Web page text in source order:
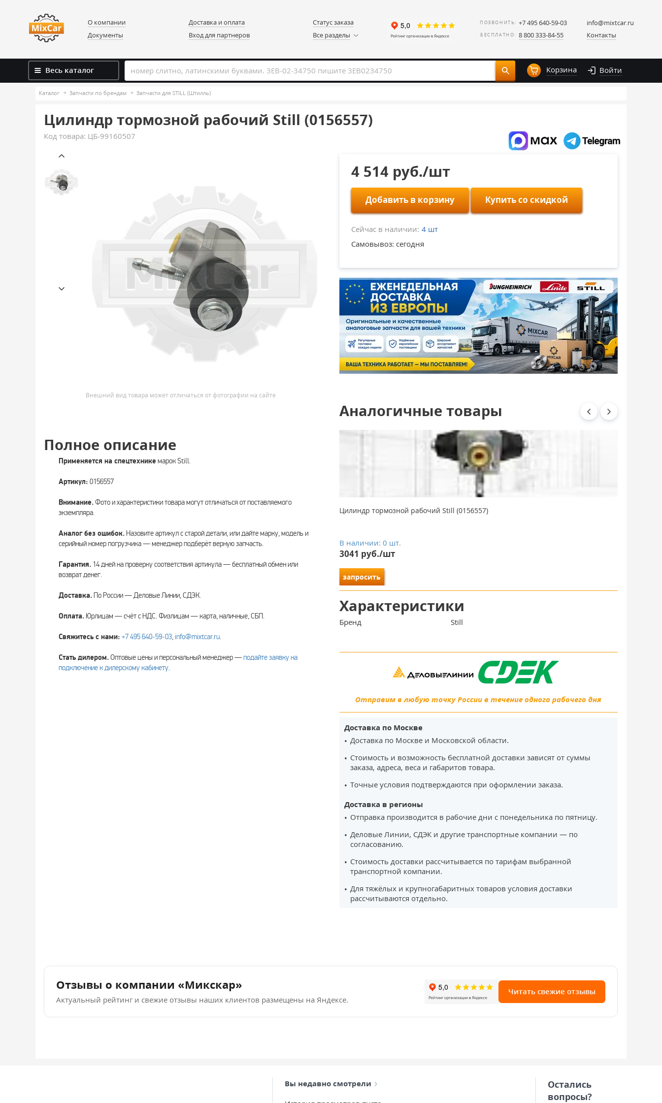
О компании
Документы
Доставка и оплата
Вход для партнеров
Статус заказа
Все разделы
ПОЗВОНИТЬ: +7 495 640-59-03
БЕСПЛАТНО: 8 800 333-84-55
info@mixtcar.ru
Контакты
Весь каталог Корзина Войти
Каталог Запчасти по брендам Запчасти для STILL (Штилль)
Цилиндр тормозной рабочий Still (0156557)
Код товара: ЦБ-99160507
Внешний вид товара может отличаться от фотографии на сайте
Полное описание
Применяется на спецтехнике марок Still.
Артикул: 0156557
Внимание.Фото и характеристики товара могут отличаться от поставляемого
экземпляра.
Аналог без ошибок.Назовите артикул с старой детали, или дайте марку, модель и
серийный номер погрузчика — менеджер подберёт верную запчасть.
Гарантия. 14 дней на проверку соответствия артикула — бесплатный обмен или
возврат денег.
Доставка.По России — Деловые Линии, СДЭК.
Оплата. Юрлицам — счёт с НДС. Физлицам — карта, наличные, СБП.
Свяжитесь с нами: +7 495 640‑59‑03, info@mixtcar.ru.
Стать дилером.Оптовые цены и персональный менеджер —подайте заявку на
подключение к дилерскому кабинету.
4 514 руб./шт
Добавить в корзину Купить со скидкой
Сейчас в наличии: 4 шт
Самовывоз: сегодня
Аналогичные товары
Цилиндр тормозной рабочий Still (0156557)
В наличии: 0 шт.
3041 руб./шт
запросить
Характеристики
Бренд Still
Отправим в любую точку России в течение одного рабочего дня
Доставка по Москве
Доставка по Москве и Московской области.
Стоимость и возможность бесплатной доставки зависят от суммы
заказа, адреса, веса и габаритов товара.
Точные условия подтверждаются при оформлении заказа.
Доставка в регионы
Отправка производится в рабочие дни с понедельника по пятницу.
Деловые Линии, СДЭК и другие транспортные компании — по
согласованию.
Стоимость доставки рассчитывается по тарифам выбранной
транспортной компании.
Для тяжёлых и крупногабаритных товаров условия доставки
рассчитываются отдельно.
Отзывы о компании «Микскар»
Актуальный рейтинг и свежие отзывы наших клиентов размещены на Яндексе.
Читать свежие отзывы
Вы недавно смотрели
Остались
вопросы?